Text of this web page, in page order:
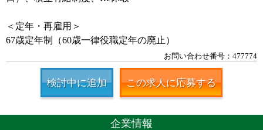
＜定年・再雇用＞
67歳定年制（60歳一律役職定年の廃止）
お問い合わせ番号：477774
検討中に追加 この求人に応募する
企業情報